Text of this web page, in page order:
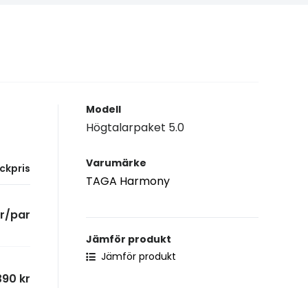
par
kr
Modell
Högtalarpaket 5.0
Varumärke
TAGA Harmony
Jämför produkt
Jämför produkt